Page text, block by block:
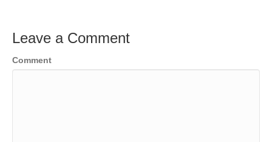
Leave a Comment
Comment